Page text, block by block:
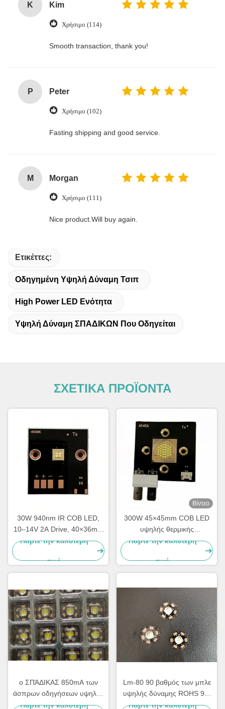
K Kim
Χρήσιμο (114)
Smooth transaction, thank you!
P Peter
Χρήσιμο (102)
Fasting shipping and good service.
M Morgan
Χρήσιμο (111)
Nice product.Will buy again.
Ετικέττες:
Οδηγημένη Υψηλή Δύναμη Τσιπ
High Power LED Ενότητα
Υψηλή Δύναμη ΣΠΑΔΙΚΩΝ Που Οδηγείται
ΣΧΕΤΙΚΑ ΠΡΟΪΟΝΤΑ
30W 940nm IR COB LED,
10–14V 2A Drive, 40×36mm
Πακέτο με φωτεινή περιοχή
Πάρτε την καλύτερη
τιμή
Βίντεο
300W 45×45mm COB LED
υψηλής θερμικής
αγωγιμότητας για φωτισμό
σκηνής υψηλής ισχύος και
προβολείς προβολής
Πάρτε την καλύτερη
τιμή
ο ΣΠΆΔΙΚΑΣ 850mA των
άσπρων οδηγήσεων υψηλής
δύναμης 900lm 1100lm 10W
Πάρτε την καλύτερη
Lm-80 90 βαθμός των μπλε
υψηλής δύναμης ROHS 9W
οδηγήσεων ΣΠΑΔΊΚΩΝ για
Πάρτε την καλύτερη